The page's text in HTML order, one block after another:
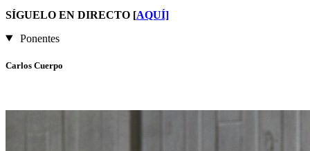
SÍGUELO EN DIRECTO [AQUÍ]
Ponentes
Carlos Cuerpo